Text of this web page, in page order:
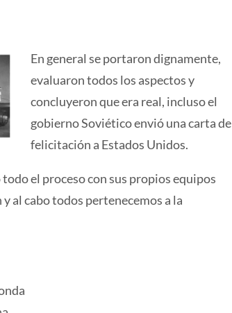
En general se portaron dignamente,
evaluaron todos los aspectos y
concluyeron que era real, incluso el
gobierno Soviético envió una carta de
felicitación a Estados Unidos.
el proceso con sus propios equipos
al cabo todos pertenecemos a la